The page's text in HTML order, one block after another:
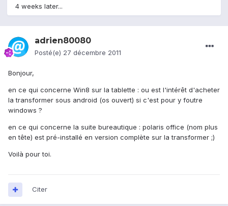
4 weeks later...
adrien80080
Posté(e) 27 décembre 2011
Bonjour,
en ce qui concerne Win8 sur la tablette : ou est l'intérêt d'acheter
la transformer sous android (os ouvert) si c'est pour y foutre
windows ?
en ce qui concerne la suite bureautique : polaris office (nom plus
en tête) est pré-installé en version complète sur la transformer ;)
Voilà pour toi.
Citer